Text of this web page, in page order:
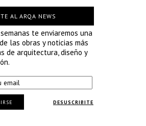
AL ARQA NEWS
te enviaremos una
las obras y noticias más
de arquitectura, diseño y
DESUSCRIBITE